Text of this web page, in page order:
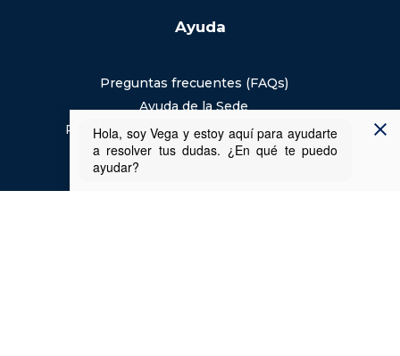
Ayuda
Preguntas frecuentes (FAQs)
Ayuda de la Sede
Requisitos y recomendaciones técnicas
Aviso legal